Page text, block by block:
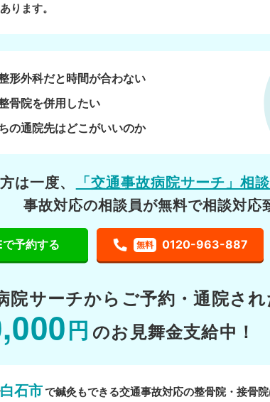
ります。
形外科だと時間が合わない
骨院を併用したい
の通院先はどこがいいのか
は一度、 「交通事故病院サーチ」相
事故対応の相談員が無料で相談対応
で予約する 無料 0120-963-887
院サーチから ご予約・通院さ
円 のお見舞金支給中！
白石市で鍼灸もできる交通事故対応の整骨院・接骨